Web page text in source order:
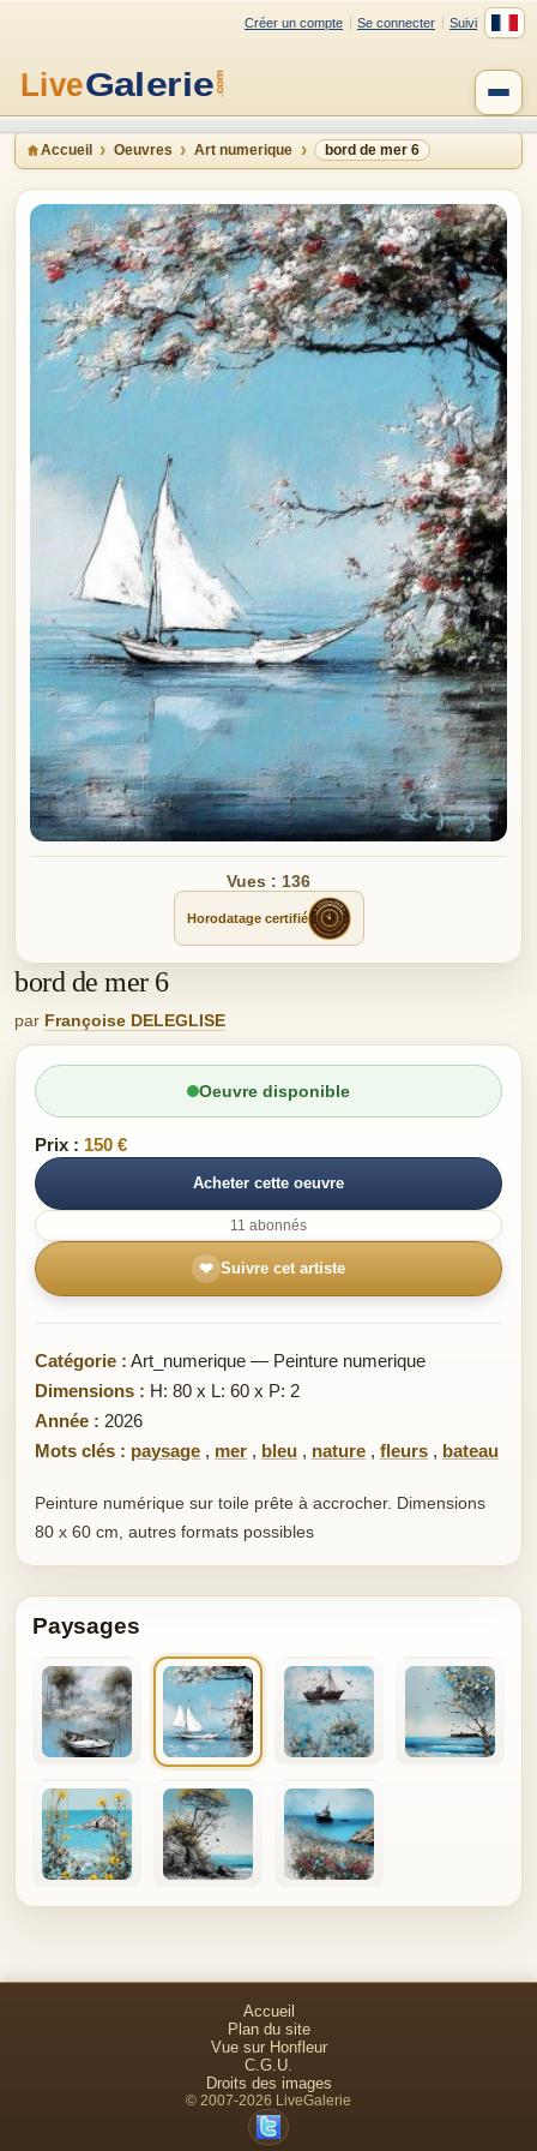
Créer un compte Se connecter Suivi
Accueil Oeuvres Art numerique bord de mer 6
Vues : 136
Horodatage certifié
bord de mer 6
par Françoise DELEGLISE
Oeuvre disponible
Prix : 150 €
Acheter cette oeuvre
11 abonnés
❤ Suivre cet artiste
Catégorie : Art_numerique — Peinture numerique
Dimensions : H: 80 x L: 60 x P: 2
Année : 2026
Mots clés : paysage , mer , bleu , nature , fleurs , bateau
Peinture numérique sur toile prête à accrocher. Dimensions
80 x 60 cm, autres formats possibles
Paysages
Accueil
Plan du site
Vue sur Honfleur
C.G.U.
Droits des images
© 2007-2026 LiveGalerie